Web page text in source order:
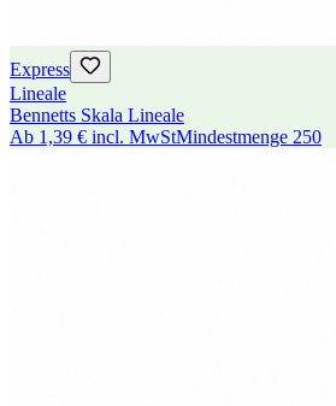
Express
Lineale
Bennetts Skala Lineale
Ab 1,39 € incl. MwStMindestmenge 250